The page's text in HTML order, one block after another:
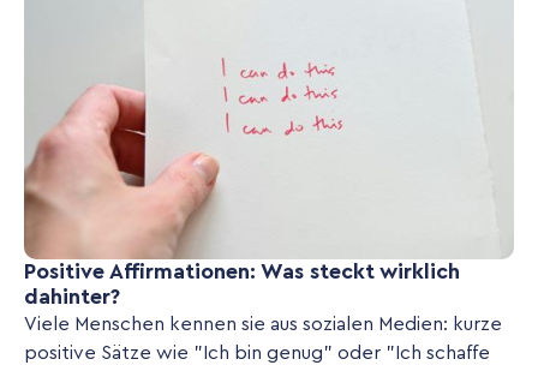
Positive Affirmationen: Was steckt wirklich
dahinter?
Viele Menschen kennen sie aus sozialen Medien: kurze
positive Sätze wie "Ich bin genug" oder "Ich schaffe